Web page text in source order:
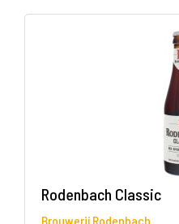
Rodenbach Classic
Brouwerij Rodenbach